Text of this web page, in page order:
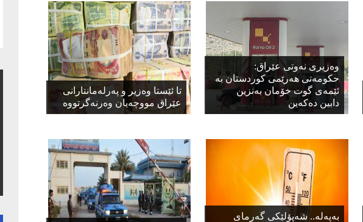
وەزیرى نەوتى عێراق:
حکومەتى هەرێمى کوردستان بە
ئێمەى گوت خۆمان بەنزین
دابین دەکەین
تا ئێستا وەزیر و پەرلەمانتارانی
عێراق مووچەیان وەرنەگرتووە
بەپەلە.. شەپۆلێکی گەرمای